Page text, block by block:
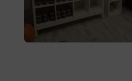
à la ferme ou de notre
livraison.